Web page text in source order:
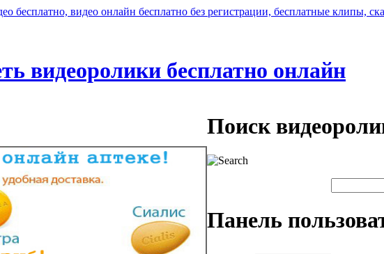
видеоролики бесплатно онлайн
Поиск
Панель